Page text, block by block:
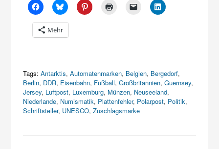
Mehr
Tags: Antarktis,Automatenmarken, Belgien, Bergedorf,
Berlin, DDR, Eisenbahn, Fußball,Großbritannien,Guernsey,
Jersey, Luftpost, Luxemburg, Münzen, Neuseeland,
Niederlande, Numismatik, Plattenfehler, Polarpost, Politik,
Schriftsteller, UNESCO,Zuschlagsmarke